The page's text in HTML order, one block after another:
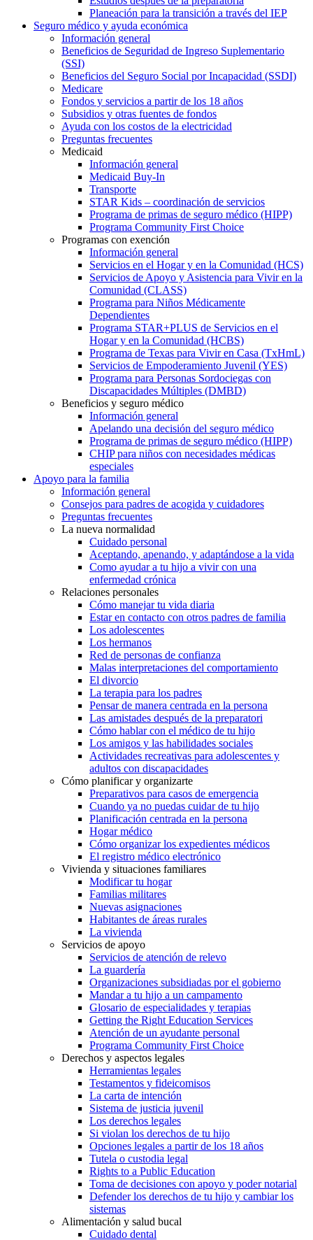
Planeación para la transición a través del IEP
Seguro médico y ayuda económica
Información general
Beneficios de Seguridad de Ingreso Suplementario
(SSI)
Beneficios del Seguro Social por Incapacidad (SSDI)
Medicare
Fondos y servicios a partir de los 18 años
Subsidios y otras fuentes de fondos
Ayuda con los costos de la electricidad
Preguntas frecuentes
Medicaid
Información general
Medicaid Buy-In
Transporte
STAR Kids – coordinación de servicios
Programa de primas de seguro médico (HIPP)
Programa Community First Choice
Programas con exención
Información general
Servicios en el Hogar y en la Comunidad (HCS)
Servicios de Apoyo y Asistencia para Vivir en la
Comunidad (CLASS)
Programa para Niños Médicamente
Dependientes
Programa STAR+PLUS de Servicios en el
Hogar y en la Comunidad (HCBS)
Programa de Texas para Vivir en Casa (TxHmL)
Servicios de Empoderamiento Juvenil (YES)
Programa para Personas Sordociegas con
Discapacidades Múltiples (DMBD)
Beneficios y seguro médico
Información general
Apelando una decisión del seguro médico
Programa de primas de seguro médico (HIPP)
CHIP para niños con necesidades médicas
especiales
Apoyo para la familia
Información general
Consejos para padres de acogida y cuidadores
Preguntas frecuentes
La nueva normalidad
Cuidado personal
Aceptando, apenando, y adaptándose a la vida
Como ayudar a tu hijo a vivir con una
enfermedad crónica
Relaciones personales
Cómo manejar tu vida diaria
Estar en contacto con otros padres de familia
Los adolescentes
Los hermanos
Red de personas de confianza
Malas interpretaciones del comportamiento
El divorcio
La terapia para los padres
Pensar de manera centrada en la persona
Las amistades después de la preparatori
Cómo hablar con el médico de tu hijo
Los amigos y las habilidades sociales
Actividades recreativas para adolescentes y
adultos con discapacidades
Cómo planificar y organizarte
Preparativos para casos de emergencia
Cuando ya no puedas cuidar de tu hijo
Planificación centrada en la persona
Hogar médico
Cómo organizar los expedientes médicos
El registro médico electrónico
Vivienda y situaciones familiares
Modificar tu hogar
Familias militares
Nuevas asignaciones
Habitantes de áreas rurales
La vivienda
Servicios de apoyo
Servicios de atención de relevo
La guardería
Organizaciones subsidiadas por el gobierno
Mandar a tu hijo a un campamento
Glosario de especialidades y terapias
Getting the Right Education Services
Atención de un ayudante personal
Programa Community First Choice
Derechos y aspectos legales
Herramientas legales
Testamentos y fideicomisos
La carta de intención
Sistema de justicia juvenil
Los derechos legales
Si violan los derechos de tu hijo
Opciones legales a partir de los 18 años
Tutela o custodia legal
Rights to a Public Education
Toma de decisiones con apoyo y poder notarial
Defender los derechos de tu hijo y cambiar los
sistemas
Alimentación y salud bucal
Cuidado dental